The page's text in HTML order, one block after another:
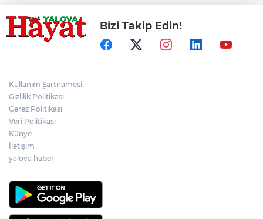
Bizi Takip Edin!
Kullanım Şartnamesi
Gizlilik Politikası
Çerez Politikası
Veri Politikası
Künye
İletişim
yalova haber